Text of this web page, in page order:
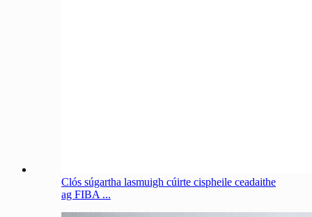
Clós súgartha lasmuigh cúirte cispheile ceadaithe
ag FIBA ​​...